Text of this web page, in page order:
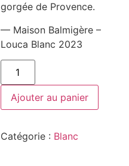
gorgée de Provence.
— Maison Balmigère –
Louca Blanc 2023
quantité
Maison
Balmigère
Louca
2023
Ajouter au panier
Catégorie : Blanc